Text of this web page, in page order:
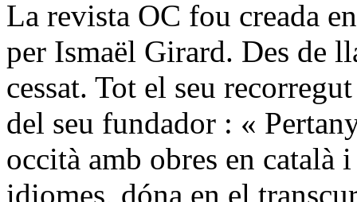
La revista OC fou creada
per Ismaël Girard. Des de
cessat. Tot el seu
del seu fundador : «
occità amb obres en català
idiomes, dóna en el